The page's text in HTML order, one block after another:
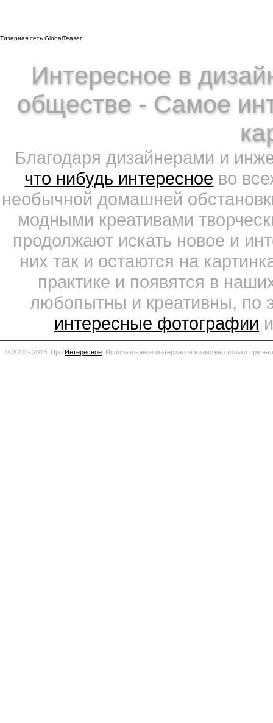
Тизерная сеть GlobalTeaser
Интересное в
обществе - Самое
Благодаря дизайнерами и
что нибудь интересное во
необычной домашней
модными креативами
продолжают искать новое и
них так и остаются на
практике и появятся в
любопытны и креативны, по
интересные фотографии
© 2010 - 2013. Про Интересное Использование материалов возможно только при